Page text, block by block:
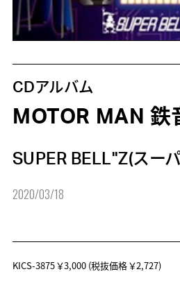
CDアルバム
MOTOR MAN 鉄
SUPER BELL"Z(スー
2020/03/18
KICS-3875￥3,000(税抜価格 ￥2,727)